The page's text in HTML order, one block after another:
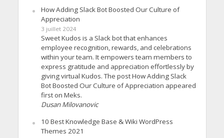
How Adding Slack Bot Boosted Our Culture of
Appreciation
3 juillet 2024
Sweet Kudos is a Slack bot that enhances
employee recognition, rewards, and celebrations
within your team. It empowers team members to
express gratitude and appreciation effortlessly by
giving virtual Kudos. The post How Adding Slack
Bot Boosted Our Culture of Appreciation appeared
first on Meks.
Dusan Milovanovic
10 Best Knowledge Base & Wiki WordPress
Themes 2021